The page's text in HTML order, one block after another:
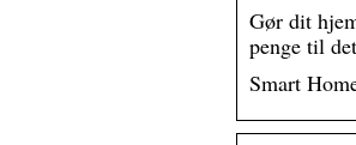
Gør dit
penge til
Smart